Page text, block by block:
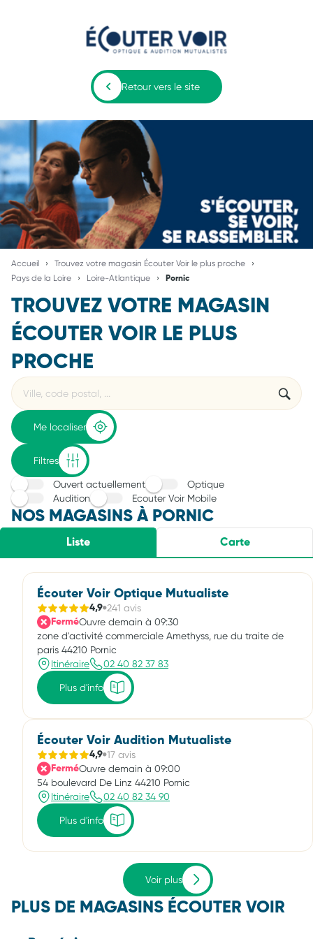
Retour vers le site
Accueil
Trouvez votre magasin Écouter Voir le plus proche
Pays de la Loire
Loire-Atlantique Pornic
TROUVEZ VOTRE MAGASIN
ÉCOUTER VOIR LE PLUS
PROCHE
Rechercher
établissement
Veuillez
renseigner
une
adresse
{{count}}
résultat(s)
trouvé(s)
Me localiser
Filtres
Ouvert actuellement
Optique
Audition
Ecouter Voir Mobile
NOS MAGASINS À PORNIC
Liste Carte
Écouter Voir Optique Mutualiste
4,9 241 avis
FerméOuvre demain à 09:30
zone d'activité commerciale Amethyss, rue du traite de
paris 44210 Pornic
Itinéraire
02 40 82 37 83
Plus d'info
Écouter Voir Audition Mutualiste
4,9 17 avis
FerméOuvre demain à 09:00
54 boulevard De Linz 44210 Pornic
Itinéraire
02 40 82 34 90
Plus d'info
Voir plus
PLUS DE MAGASINS ÉCOUTER VOIR